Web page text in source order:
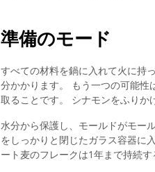
準備のモード
すべての材料を鍋に入れて火に持
分かかります。 もう一つの可能​​性
取ることです。 シナモンをふりか
水分から保護し、モールドがモー
をしっかりと閉じたガラス容器に
ート麦のフレークは1年まで持続す